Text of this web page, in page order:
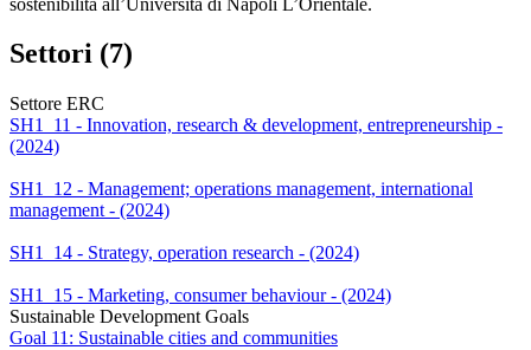
Settori (7)
Settore ERC
SH1_11 - Innovation, research & development, entrepreneurship -
(2024)
SH1_12 - Management; operations management, international
management - (2024)
SH1_14 - Strategy, operation research - (2024)
SH1_15 - Marketing, consumer behaviour - (2024)
Sustainable Development Goals
Goal 11: Sustainable cities and communities